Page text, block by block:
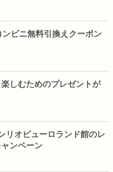
ビニ無料引換えクーポン
しむためのプレゼントが
リオピューロランド館のレ
ンペーン